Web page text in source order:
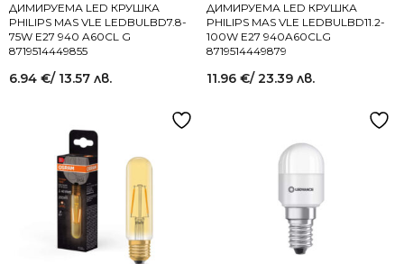
ДИМИРУЕМА LED КРУШКА
PHILIPS MAS VLE LEDBULBD7.8-
75W E27 940 A60CL G
8719514449855
6.94 €/ 13.57 лв.
ДИМИРУЕМА LED КРУШКА
PHILIPS MAS VLE LEDBULBD11.2-
100W E27 940A60CLG
8719514449879
11.96 €/ 23.39 лв.